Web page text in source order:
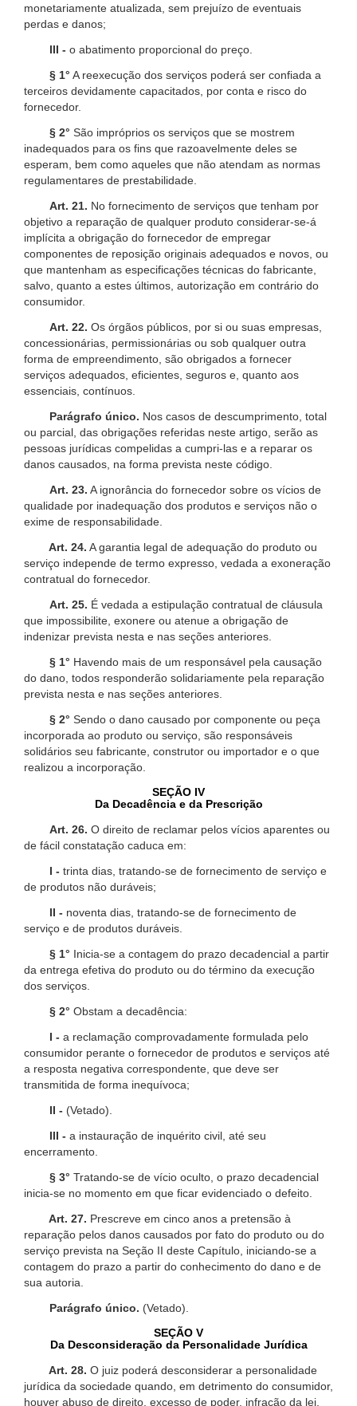
monetariamente atualizada, sem prejuízo de eventuais
perdas e danos;
III - o abatimento proporcional do preço.
§ 1° A reexecução dos serviços poderá ser confiada a
terceiros devidamente capacitados, por conta e risco do
fornecedor.
§ 2° São impróprios os serviços que se mostrem
inadequados para os fins que razoavelmente deles se
esperam, bem como aqueles que não atendam as normas
regulamentares de prestabilidade.
Art. 21. No fornecimento de serviços que tenham por
objetivo a reparação de qualquer produto considerar-se-á
implícita a obrigação do fornecedor de empregar
componentes de reposição originais adequados e novos, ou
que mantenham as especificações técnicas do fabricante,
salvo, quanto a estes últimos, autorização em contrário do
consumidor.
Art. 22. Os órgãos públicos, por si ou suas empresas,
concessionárias, permissionárias ou sob qualquer outra
forma de empreendimento, são obrigados a fornecer
serviços adequados, eficientes, seguros e, quanto aos
essenciais, contínuos.
Parágrafo único. Nos casos de descumprimento, total
ou parcial, das obrigações referidas neste artigo, serão as
pessoas jurídicas compelidas a cumpri-las e a reparar os
danos causados, na forma prevista neste código.
Art. 23. A ignorância do fornecedor sobre os vícios de
qualidade por inadequação dos produtos e serviços não o
exime de responsabilidade.
Art. 24. A garantia legal de adequação do produto ou
serviço independe de termo expresso, vedada a exoneração
contratual do fornecedor.
Art. 25. É vedada a estipulação contratual de cláusula
que impossibilite, exonere ou atenue a obrigação de
indenizar prevista nesta e nas seções anteriores.
§ 1° Havendo mais de um responsável pela causação
do dano, todos responderão solidariamente pela reparação
prevista nesta e nas seções anteriores.
§ 2° Sendo o dano causado por componente ou peça
incorporada ao produto ou serviço, são responsáveis
solidários seu fabricante, construtor ou importador e o que
realizou a incorporação.
SEÇÃO IV
Da Decadência e da Prescrição
Art. 26. O direito de reclamar pelos vícios aparentes ou
de fácil constatação caduca em:
I - trinta dias, tratando-se de fornecimento de serviço e
de produtos não duráveis;
II - noventa dias, tratando-se de fornecimento de
serviço e de produtos duráveis.
§ 1° Inicia-se a contagem do prazo decadencial a partir
da entrega efetiva do produto ou do término da execução
dos serviços.
§ 2° Obstam a decadência:
I - a reclamação comprovadamente formulada pelo
consumidor perante o fornecedor de produtos e serviços até
a resposta negativa correspondente, que deve ser
transmitida de forma inequívoca;
II - (Vetado).
III - a instauração de inquérito civil, até seu
encerramento.
§ 3° Tratando-se de vício oculto, o prazo decadencial
inicia-se no momento em que ficar evidenciado o defeito.
Art. 27. Prescreve em cinco anos a pretensão à
reparação pelos danos causados por fato do produto ou do
serviço prevista na Seção II deste Capítulo, iniciando-se a
contagem do prazo a partir do conhecimento do dano e de
sua autoria.
Parágrafo único. (Vetado).
SEÇÃO V
Da Desconsideração da Personalidade Jurídica
Art. 28. O juiz poderá desconsiderar a personalidade
jurídica da sociedade quando, em detrimento do consumidor,
houver abuso de direito, excesso de poder, infração da lei,